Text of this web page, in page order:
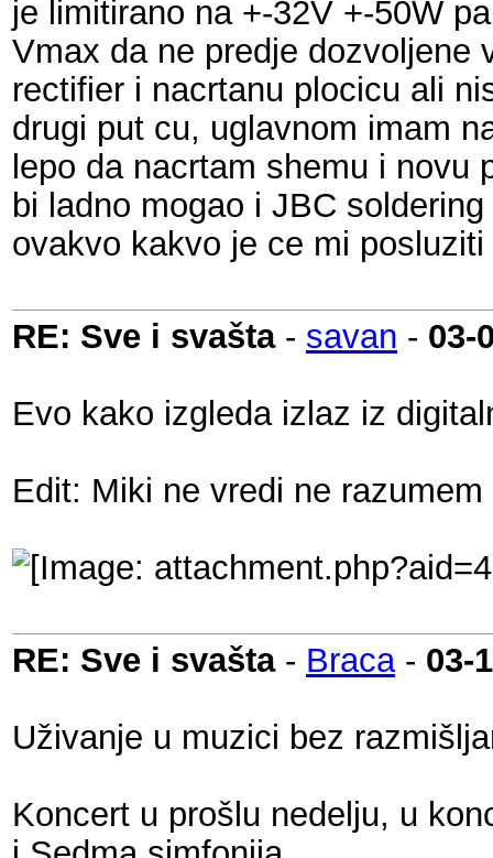
je limitirano na +-32V +-50W
Vmax da ne predje dozvoljene
rectifier i nacrtanu plocicu ali
drugi put cu, uglavnom imam
lepo da nacrtam shemu i
bi ladno mogao i JBC
ovakvo kakvo je ce mi
RE: Sve i svašta- savan - 03-
Evo kako izgleda izlaz iz
Edit: Miki ne vredi ne
RE: Sve i svašta- Braca- 03-
Uživanje u muzici bez
Koncert u prošlu nedelju, u